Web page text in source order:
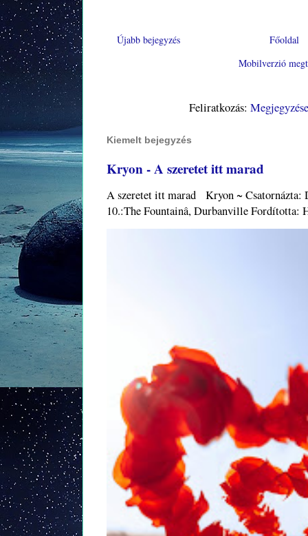
Újabb bejegyzés
Főoldal
Mobilverzió
Feliratkozás:
Kiemelt bejegyzés
Kryon - A szeretet itt marad
A szeretet itt marad Kryon ~ Csatornázta:
10.:The Fountainâ, Durbanville